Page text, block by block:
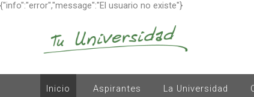
{"info":"error","message":"El usuario no existe"}
Inicio Aspirantes La Universidad